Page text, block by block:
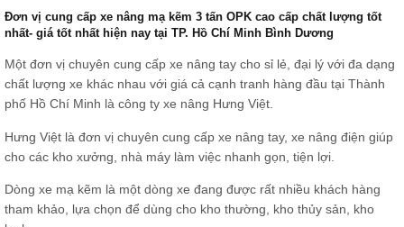
Đơn vị cung cấp xe nâng mạ kẽm 3 tấn OPK cao cấp chất lượng tốt
nhất- giá tốt nhất hiện nay tại TP. Hồ Chí Minh Bình Dương
Một đơn vị chuyên cung cấp xe nâng tay cho sỉ lẻ, đại lý với đa dạng
chất lượng xe khác nhau với giá cả cạnh tranh hàng đầu tại Thành
phố Hồ Chí Minh là công ty xe nâng Hưng Việt.
Hưng Việt là đơn vị chuyên cung cấp xe nâng tay, xe nâng điện giúp
cho các kho xưởng, nhà máy làm việc nhanh gọn, tiện lợi.
Dòng xe mạ kẽm là một dòng xe đang được rất nhiều khách hàng
tham khảo, lựa chọn để dùng cho kho thường, kho thủy sản, kho